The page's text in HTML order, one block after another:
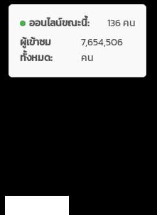
ออนไลน์ขณะนี้:
136 คน
ผู้เข้าชม
ทั้งหมด:
7,654,506
คน